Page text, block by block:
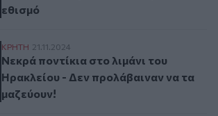
εθισμό
Νεκρά ποντίκια στο λιμάνι του
ΚΡΗΤΗ 21.11.2024
Νεκρά ποντίκια στο λιμάνι του
Ηρακλείου - Δεν προλάβαιναν να τα
μαζεύουν!